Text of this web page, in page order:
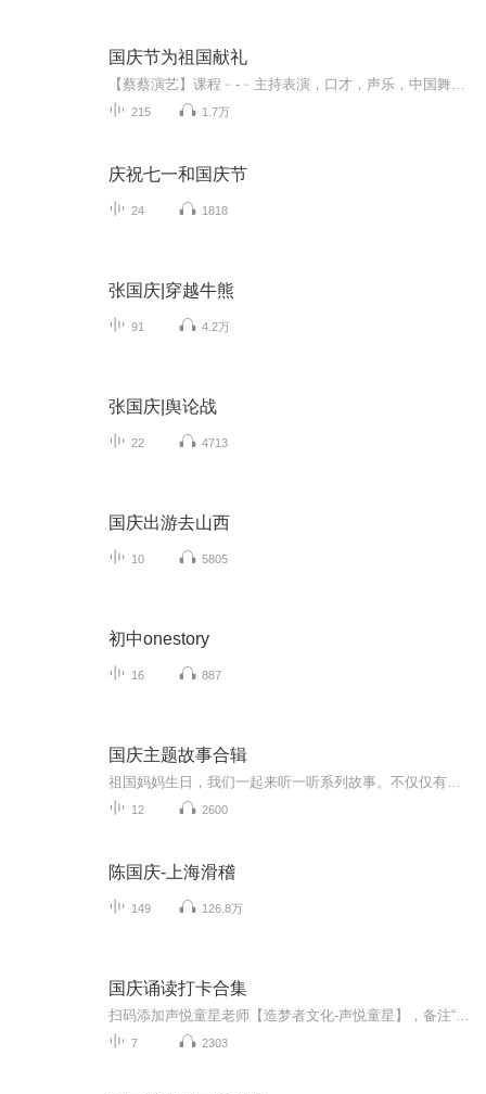
国庆节为祖国献礼
215 1.7万
庆祝七一和国庆节
24 1818
张国庆|穿越牛熊
91 4.2万
张国庆|舆论战
22 4713
国庆出游去山西
10 5805
初中onestory
16 887
国庆主题故事合辑
12 2600
陈国庆-上海滑稽
149 126.8万
国庆诵读打卡合集
7 2303